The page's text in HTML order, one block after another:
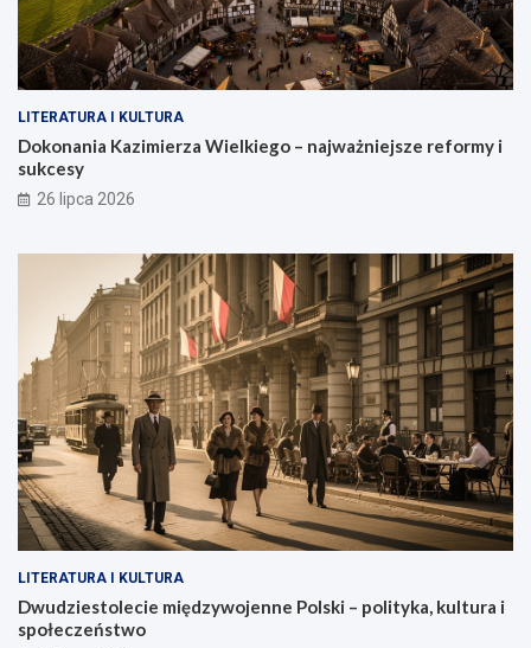
LITERATURA I KULTURA
Dokonania Kazimierza Wielkiego – najważniejsze reformy i
sukcesy
26 lipca 2026
LITERATURA I KULTURA
Dwudziestolecie międzywojenne Polski – polityka, kultura i
społeczeństwo